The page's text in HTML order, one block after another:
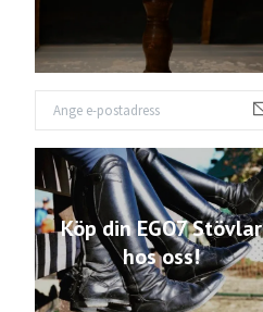
Köp din EGO7 Stövlar
hos oss!